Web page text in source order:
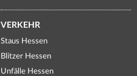
VERKEHR
Staus Hessen
Blitzer Hessen
Unfälle Hessen